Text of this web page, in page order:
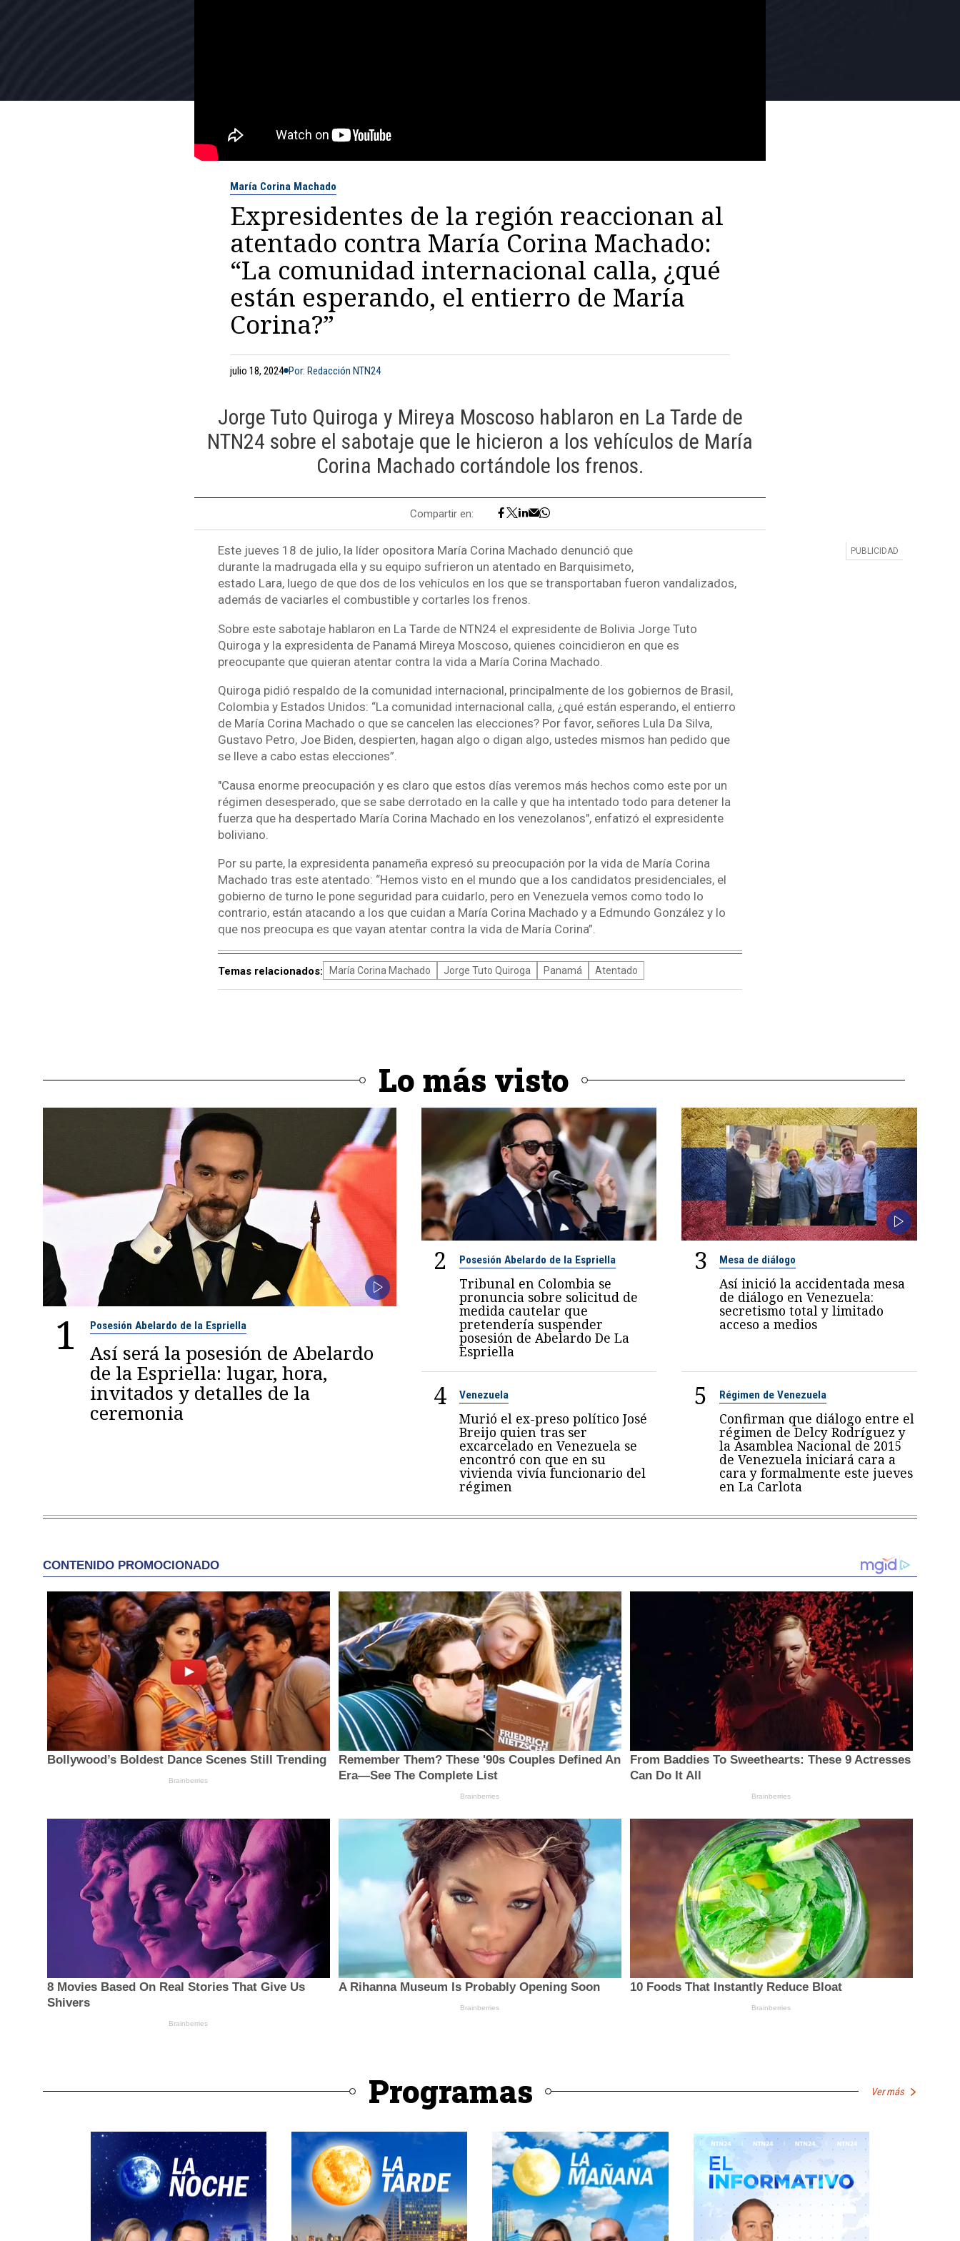
María Corina Machado
Expresidentes de la región reaccionan al
atentado contra María Corina Machado:
“La comunidad internacional calla, ¿qué
están esperando, el entierro de María
Corina?”
julio 18, 2024 Por: Redacción NTN24
Jorge Tuto Quiroga y Mireya Moscoso hablaron en La Tarde de
NTN24 sobre el sabotaje que le hicieron a los vehículos de María
Corina Machado cortándole los frenos.
Compartir en:
Este jueves 18 de julio, la líder opositora María Corina Machado denunció que
durante la madrugada ella y su equipo sufrieron un atentado en Barquisimeto,
estado Lara, luego de que dos de los vehículos en los que se transportaban fueron vandalizados,
además de vaciarles el combustible y cortarles los frenos.
Sobre este sabotaje hablaron en La Tarde de NTN24 el expresidente de Bolivia Jorge Tuto
Quiroga y la expresidenta de Panamá Mireya Moscoso, quienes coincidieron en que es
preocupante que quieran atentar contra la vida a María Corina Machado.
Quiroga pidió respaldo de la comunidad internacional, principalmente de los gobiernos de Brasil,
Colombia y Estados Unidos: “La comunidad internacional calla, ¿qué están esperando, el entierro
de María Corina Machado o que se cancelen las elecciones? Por favor, señores Lula Da Silva,
Gustavo Petro, Joe Biden, despierten, hagan algo o digan algo, ustedes mismos han pedido que
se lleve a cabo estas elecciones”.
"Causa enorme preocupación y es claro que estos días veremos más hechos como este por un
régimen desesperado, que se sabe derrotado en la calle y que ha intentado todo para detener la
fuerza que ha despertado María Corina Machado en los venezolanos", enfatizó el expresidente
boliviano.
Por su parte, la expresidenta panameña expresó su preocupación por la vida de María Corina
Machado tras este atentado: “Hemos visto en el mundo que a los candidatos presidenciales, el
gobierno de turno le pone seguridad para cuidarlo, pero en Venezuela vemos como todo lo
contrario, están atacando a los que cuidan a María Corina Machado y a Edmundo González y lo
que nos preocupa es que vayan atentar contra la vida de María Corina”.
Temas relacionados: María Corina Machado Jorge Tuto Quiroga Panamá Atentado
Lo más visto
1 Posesión Abelardo de la Espriella
Así será la posesión de Abelardo
de la Espriella: lugar, hora,
invitados y detalles de la
ceremonia
2 Posesión Abelardo de la Espriella
Tribunal en Colombia se
pronuncia sobre solicitud de
medida cautelar que
pretendería suspender
posesión de Abelardo De La
Espriella
3 Mesa de diálogo
Así inició la accidentada mesa
de diálogo en Venezuela:
secretismo total y limitado
acceso a medios
4 Venezuela
Murió el ex-preso político José
Breijo quien tras ser
excarcelado en Venezuela se
encontró con que en su
vivienda vivía funcionario del
régimen
5 Régimen de Venezuela
Confirman que diálogo entre el
régimen de Delcy Rodríguez y
la Asamblea Nacional de 2015
de Venezuela iniciará cara a
cara y formalmente este jueves
en La Carlota
Programas Ver más